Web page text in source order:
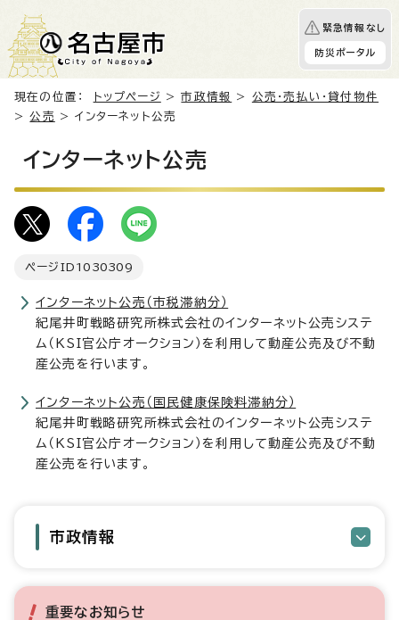
緊急情報なし
防災ポータル
現在の位置： トップページ >市政情報 > 公売・売払い・貸付物件
>公売 > インターネット公売
インターネット公売
ページID 1030309
インターネット公売（市税滞納分）
紀尾井町戦略研究所株式会社のインターネット公売システ
ム（KSI官公庁オークション）を利用して動産公売及び不動
産公売を行います。
インターネット公売（国民健康保険料滞納分）
紀尾井町戦略研究所株式会社のインターネット公売システ
ム（KSI官公庁オークション）を利用して動産公売及び不動
産公売を行います。
市政情報
重要なお知らせ